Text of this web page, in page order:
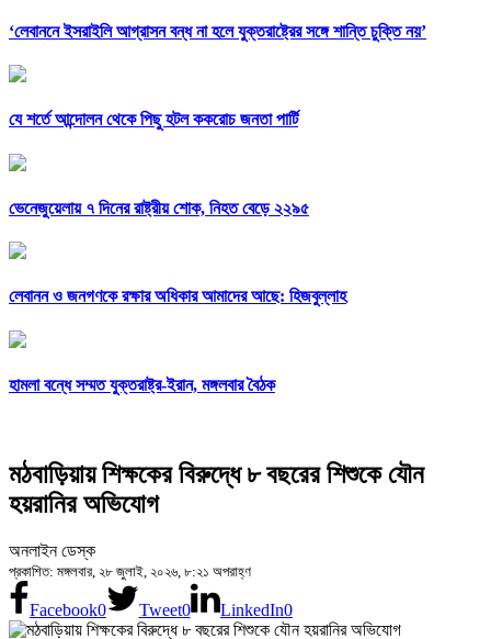
‘লেবাননে ইসরাইলি আগ্রাসন বন্ধ না হলে যুক্তরাষ্ট্রের সঙ্গে শান্তি চুক্তি নয়’
যে শর্তে আন্দোলন থেকে পিছু হটল ককরোচ জনতা পার্টি
ভেনেজুয়েলায় ৭ দিনের রাষ্ট্রীয় শোক, নিহত বেড়ে ২২৯৫
লেবানন ও জনগণকে রক্ষার অধিকার আমাদের আছে: হিজবুল্লাহ
হামলা বন্ধে সম্মত যুক্তরাষ্ট্র-ইরান, মঙ্গলবার বৈঠক
মঠবাড়িয়ায় শিক্ষকের বিরুদ্ধে ৮ বছরের শিশুকে যৌন
হয়রানির অভিযোগ
অনলাইন ডেস্ক
প্রকাশিত: মঙ্গলবার, ২৮ জুলাই, ২০২৬, ৮:২১ অপরাহ্ণ
Facebook0 Tweet0 LinkedIn0